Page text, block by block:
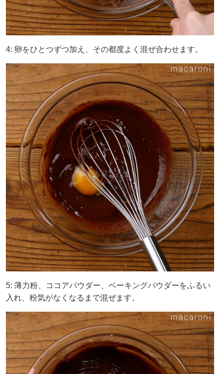
4: 卵をひとつずつ加え、その都度よく混ぜ合わせます。
5: 薄力粉、ココアパウダー、ベーキングパウダーをふるい
入れ、粉気がなくなるまで混ぜます。